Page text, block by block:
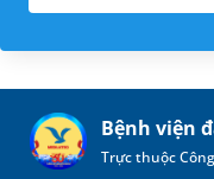
Bệnh viện
Trực thuộc